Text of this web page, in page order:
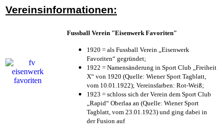
Vereinsinformationen:
Fussball Verein "Eisenwerk Favoriten"
1920 = als Fussball Verein „Eisenwerk
Favoriten“ gegründet;
1922 = Namensänderung in Sport Club „Freiheit
X“ von 1920 (Quelle: Wiener Sport Tagblatt,
vom 10.01.1922); Vereinsfarben: Rot-Weiß;
1923 = schloss sich der Verein dem Sport Club
„Rapid“ Oberlaa an (Quelle: Wiener Sport
Tagblatt, vom 23.01.1923) und ging dabei in
der Fusion auf